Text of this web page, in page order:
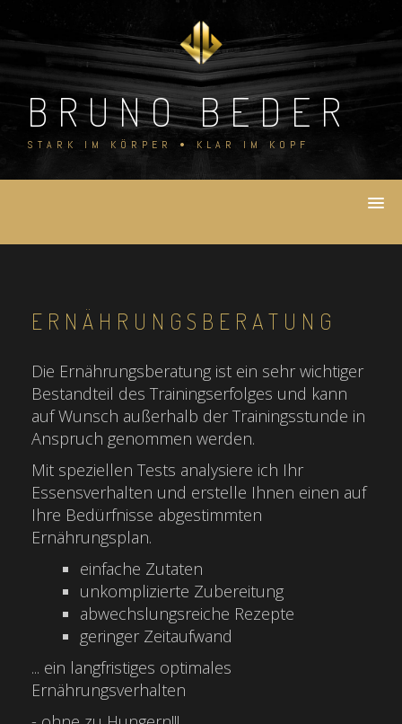
content
BRUNO BEDER
STARK IM KÖRPER • KLAR IM KOPF
ERNÄHRUNGSBERATUNG
Die Ernährungsberatung ist ein sehr wichtiger
Bestandteil des Trainingserfolges und kann
auf Wunsch außerhalb der Trainingsstunde in
Anspruch genommen werden.
Mit speziellen Tests analysiere ich Ihr
Essensverhalten und erstelle Ihnen einen auf
Ihre Bedürfnisse abgestimmten
Ernährungsplan.
einfache Zutaten
unkomplizierte Zubereitung
abwechslungsreiche Rezepte
geringer Zeitaufwand
... ein langfristiges optimales
Ernährungsverhalten